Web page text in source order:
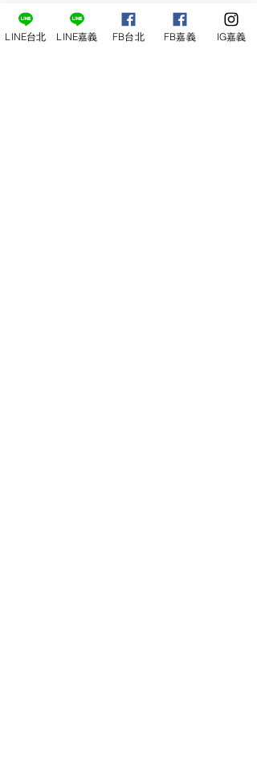
線上報名
LINE台北 LINE嘉義 FB台北 FB嘉義 IG嘉義